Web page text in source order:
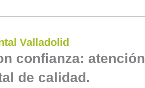
Valladolid
confianza: atención
de calidad.